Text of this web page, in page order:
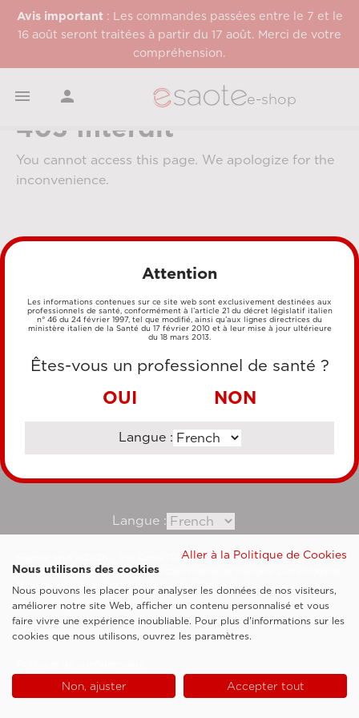
Avis important: Les commandes passées entre le 7 et le
16 août seront traitées à partir du 17 août. Merci de votre
compréhension.
  e-shop
403 Interdit
You cannot access this page. We apologize for the
inconvenience.
MÉTHODES DE PAIEMENT
VIREMENT BANCAIRE
Langue :
Esaote SpA ©2026 - Vat Code IT05131180969
Société soumise à la gestion et à la coordination de Shanghai Luzi Enterprise
Management Consultancy Center (Limited Partnership)
Clauses légales
Cookie Policy
Attention
Les informations contenues sur ce site web sont exclusivement destinées aux
professionnels de santé, conformément à l’article 21 du décret législatif italien
n° 46 du 24 février 1997, tel que modifié, ainsi qu’aux lignes directrices du
ministère italien de la Santé du 17 février 2010 et à leur mise à jour ultérieure
du 18 mars 2013.
Êtes-vous un professionnel de santé ?
OUI NON
Langue :
Aller à la Politique de Cookies
Nous utilisons des cookies
Nous pouvons les placer pour analyser les données de nos visiteurs,
améliorer notre site Web, afficher un contenu personnalisé et vous
faire vivre une expérience inoubliable. Pour plus d'informations sur les
cookies que nous utilisons, ouvrez les paramètres.
Non, ajuster Accepter tout